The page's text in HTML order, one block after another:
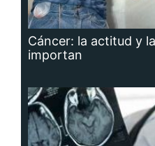
Cáncer: la actitud y
importan